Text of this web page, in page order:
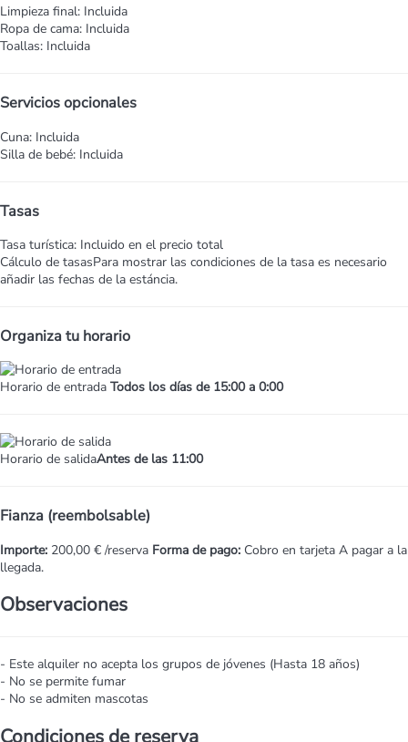
Limpieza final: Incluida
Ropa de cama: Incluida
Toallas: Incluida
Servicios opcionales
Cuna: Incluida
Silla de bebé: Incluida
Tasas
Tasa turística: Incluido en el precio total
Cálculo de tasasPara mostrar las condiciones de la tasa es necesario
añadir las fechas de la estáncia.
Organiza tu horario
Horario de entrada Todos los días de 15:00 a 0:00
Horario de salidaAntes de las 11:00
Fianza (reembolsable)
Importe: 200,00 € /reserva Forma de pago: Cobro en tarjeta A pagar a la
llegada.
Observaciones
- Este alquiler no acepta los grupos de jóvenes (Hasta 18 años)
- No se permite fumar
- No se admiten mascotas
Condiciones de reserva